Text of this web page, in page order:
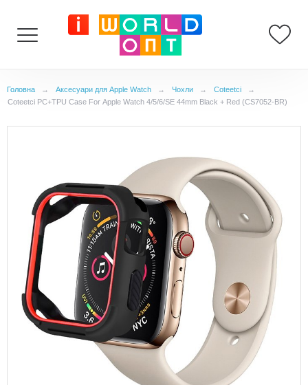
Головна → Аксесуари для Apple Watch → Чохли → Coteetci
→
Coteetci PC+TPU Case For Apple Watch 4/5/6/SE 44mm Black + Red (CS7052-BR)